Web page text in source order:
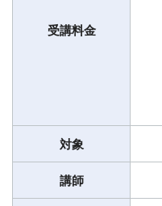
受講料金
対象
講師